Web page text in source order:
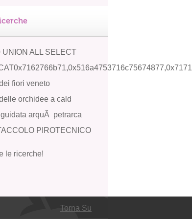
UNION ALL SELECT
fiori veneto
orchidee a cald
arquÃ petrarca
PIROTECNICO
le ricerche!
Torna Su